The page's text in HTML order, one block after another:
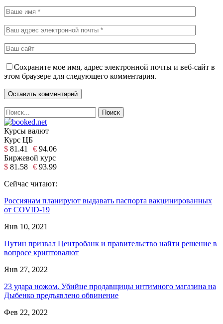
Сохраните мое имя, адрес электронной почты и веб-сайт в
этом браузере для следующего комментария.
Курсы валют
Курс ЦБ
$ 81.41 € 94.06
Биржевой курс
$ 81.58 € 93.99
Сейчас читают:
Россиянам планируют выдавать паспорта вакцинированных
от COVID-19
Янв 10, 2021
Путин призвал Центробанк и правительство найти решение в
вопросе криптовалют
Янв 27, 2022
23 удара ножом. Убийце продавщицы интимного магазина на
Дыбенко предъявлено обвинение
Фев 22, 2022